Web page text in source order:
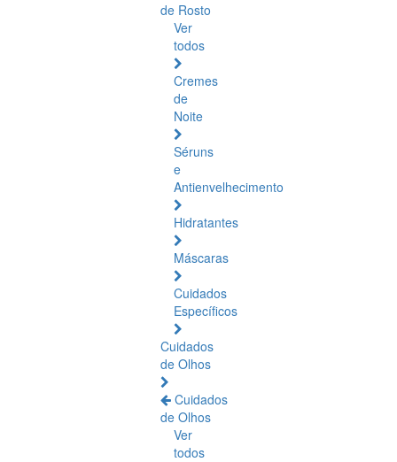
de Rosto
Ver
todos
Cremes
de
Noite
Séruns
e
Antienvelhecimento
Hidratantes
Máscaras
Cuidados
Específicos
Cuidados
de Olhos
Cuidados
de Olhos
Ver
todos